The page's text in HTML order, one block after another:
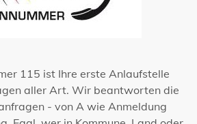
115 ist Ihre erste Anlaufstelle
aller Art. Wir beantworten die
- von A wie Anmeldung